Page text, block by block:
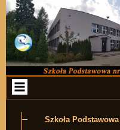
Szkoła